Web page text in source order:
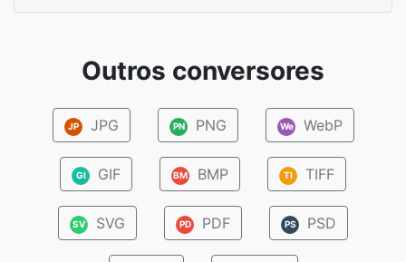
Outros conversores
JP JPG PN PNG We WebP
GI GIF BM BMP TI TIFF
SV SVG PD PDF PS PSD